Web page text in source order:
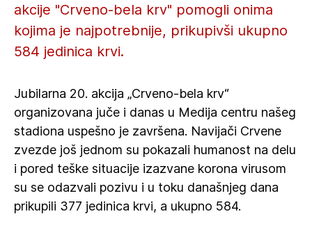
akcije "Crveno-bela krv" pomogli onima
kojima je najpotrebnije, prikupivši ukupno
584 jedinica krvi.
Jubilarna 20. akcija „Crveno-bela krv“
organizovana juče i danas u Medija centru našeg
stadiona uspešno je završena. Navijači Crvene
zvezde još jednom su pokazali humanost na delu
i pored teške situacije izazvane korona virusom
su se odazvali pozivu i u toku današnjeg dana
prikupili 377 jedinica krvi, a ukupno 584.